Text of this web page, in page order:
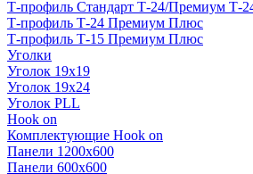
Т-профиль Стандарт Т-24/Премиум Т-
Т-профиль Т-24 Премиум Плюс
Т-профиль Т-15 Премиум Плюс
Уголки
Уголок 19х19
Уголок 19х24
Уголок PLL
Hook on
Комплектующие Hook on
Панели 1200х600
Панели 600х600